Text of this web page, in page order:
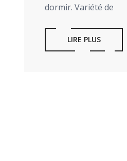
dormir. Variété de
LIRE PLUS